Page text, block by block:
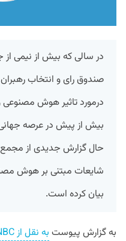
در سالی که بیش از نیمی
صندوق رای و انتخاب
درمورد تاثیر هوش
بیش از پیش در عرصه
حال گزارش جدیدی از مجمع
بیان کرده است.
به گزارش پیوست به نقل از CNBC